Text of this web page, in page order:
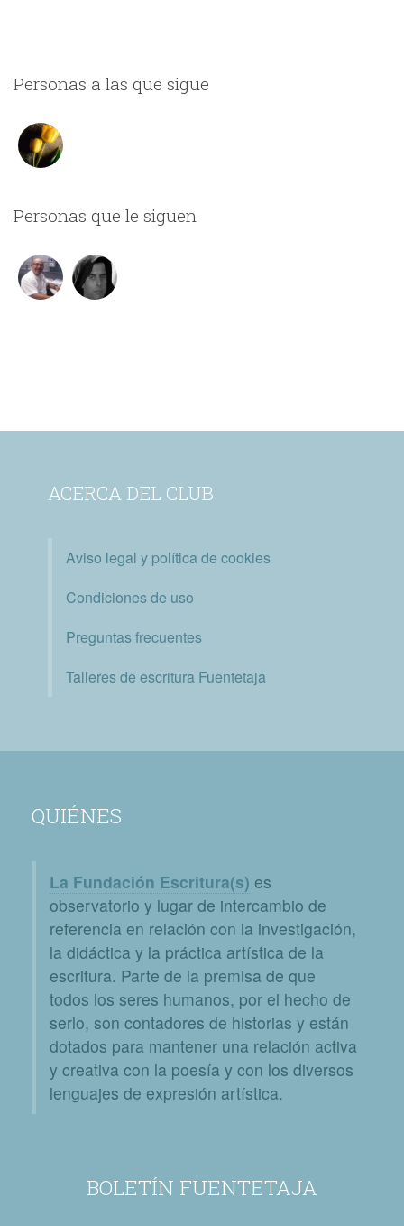
Personas a las que sigue
Personas que le siguen
ACERCA DEL CLUB
Aviso legal y política de cookies
Condiciones de uso
Preguntas frecuentes
Talleres de escritura Fuentetaja
QUIÉNES
La Fundación Escritura(s) es
observatorio y lugar de intercambio de
referencia en relación con la investigación,
la didáctica y la práctica artística de la
escritura. Parte de la premisa de que
todos los seres humanos, por el hecho de
serlo, son contadores de historias y están
dotados para mantener una relación activa
y creativa con la poesía y con los diversos
lenguajes de expresión artística.
BOLETÍN FUENTETAJA